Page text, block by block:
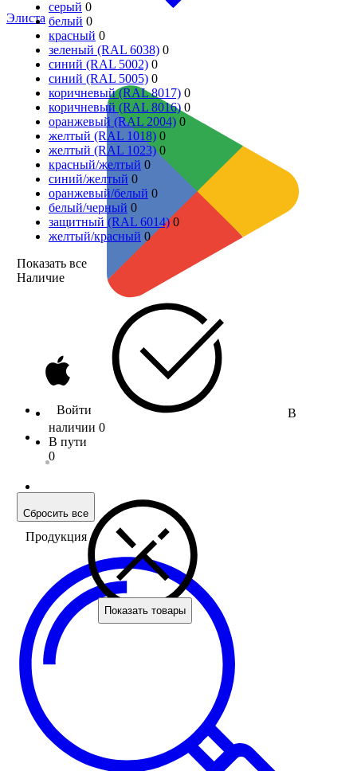
Элиста
Войти
Продукция
серый 0
белый 0
красный 0
зеленый (RAL 6038) 0
синий (RAL 5002) 0
синий (RAL 5005) 0
коричневый (RAL 8017) 0
коричневый (RAL 8016) 0
оранжевый (RAL 2004) 0
желтый (RAL 1018) 0
желтый (RAL 1023) 0
красный/желтый 0
синий/желтый 0
оранжевый/белый 0
белый/черный 0
защитный (RAL 6014) 0
желтый/красный 0
Показать все
Наличие
В
наличии 0
В пути
0
Сбросить все
Показать товары